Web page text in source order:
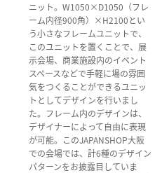
ニット。W1050×D1050（フレ
ーム内径900角）×H2100とい
う小さなフレームユニットで、
このユニットを置くことで、展
示会場、商業施設内のイベント
スペースなどで手軽に場の雰囲
気をつくることができるユニッ
トとしてデザインを行いまし
た。フレーム内のデザインは、
デザイナーによって自由に表現
が可能。このJAPANSHOP大阪
での会場では、計6種のデザイン
パターンをお披露目していま